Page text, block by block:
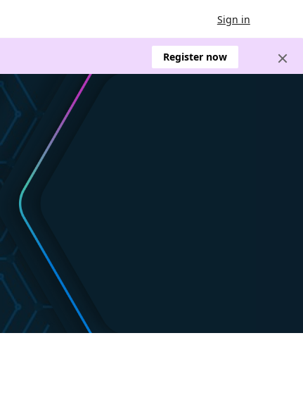
Sign in
Register now